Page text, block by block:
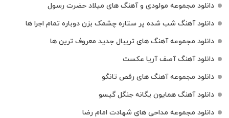
دانلود مجموعه مولودی و آهنگ های میلاد حضرت رسول
دانلود آهنگ شب شده پر ستاره چشمک بزن دوباره تمام اجرا ها
دانلود مجموعه آهنگ های تریبال جدید معروف ترین ها
دانلود آهنگ آصف آریا عکست
دانلود مجموعه آهنگ های رقص تانگو
دانلود آهنگ همایون یگانه جنگل گیسو
دانلود مجموعه مداحی های شهادت امام رضا